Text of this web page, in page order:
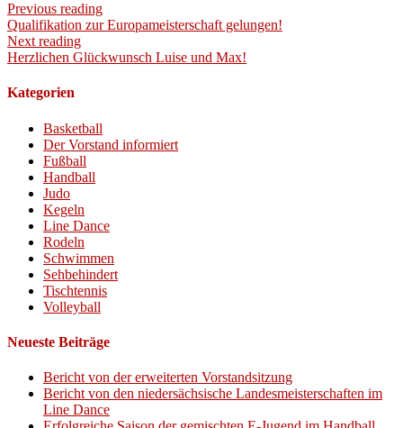
Previous reading
Qualifikation zur Europameisterschaft gelungen!
Next reading
Herzlichen Glückwunsch Luise und Max!
Kategorien
Basketball
Der Vorstand informiert
Fußball
Handball
Judo
Kegeln
Line Dance
Rodeln
Schwimmen
Sehbehindert
Tischtennis
Volleyball
Neueste Beiträge
Bericht von der erweiterten Vorstandsitzung
Bericht von den niedersächsische Landesmeisterschaften im
Line Dance